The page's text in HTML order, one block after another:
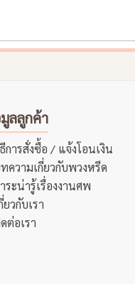
ลลูกค้า
การสั่งซื้อ / แจ้งโอนเงิน
ความเกี่ยวกับพวงหรีด
ระน่ารู้เรื่องงานศพ
ยวกับเรา
ต่อเรา